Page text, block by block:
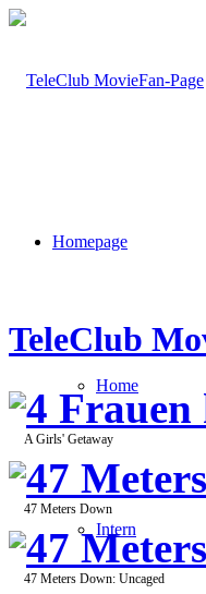
Homepage
Home
Intern
TeleClub
4 Frauen
A Girls' Getaway
47
47 Meters Down
47
47 Meters Down: Uncaged